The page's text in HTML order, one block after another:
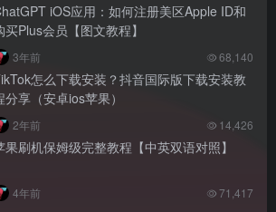
iOS应用：如何注册美区Apple ID和
买Plus会员【图文教程】
3年前 68,140
怎么下载安装？抖音国际版下载安装教
分享（安卓ios苹果）
2年前 14,426
果刷机保姆级完整教程【中英双语对照】
4年前 71,417